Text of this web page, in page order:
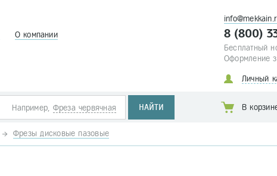
О компании 8 (800)
Бесплатный
Оформление
Личный
Например, Фреза червячная НАЙТИ В
Фрезы дисковые пазовые